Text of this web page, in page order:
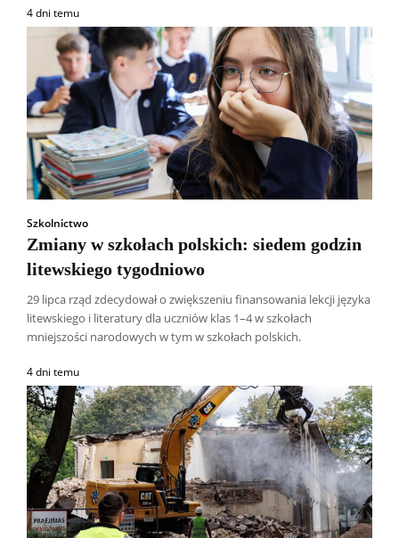
4 dni temu
Szkolnictwo
Zmiany w szkołach polskich: siedem godzin
litewskiego tygodniowo
29 lipca rząd zdecydował o zwiększeniu finansowania lekcji języka
litewskiego i literatury dla uczniów klas 1–4 w szkołach
mniejszości narodowych w tym w szkołach polskich.
4 dni temu